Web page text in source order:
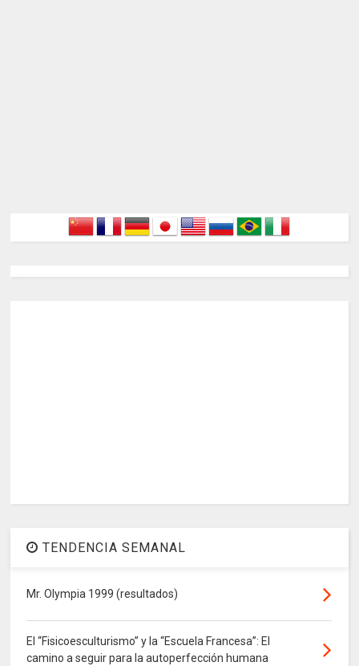
TENDENCIA SEMANAL
Mr. Olympia 1999 (resultados)
El “Fisicoesculturismo” y la “Escuela Francesa”: El
camino a seguir para la autoperfección humana